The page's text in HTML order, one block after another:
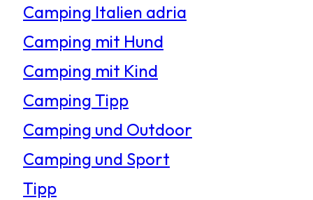
Camping Italien adria
Camping mit Hund
Camping mit Kind
Camping Tipp
Camping und Outdoor
Camping und Sport
Tipp